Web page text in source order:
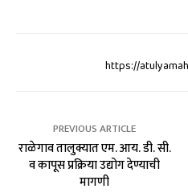
https://
PREVIOUS ARTICLE
राळेगाव तालुक्यात एम. आय. डी. सी.
व कापूस प्रक्रिया उद्योग देण्याची
मागणी